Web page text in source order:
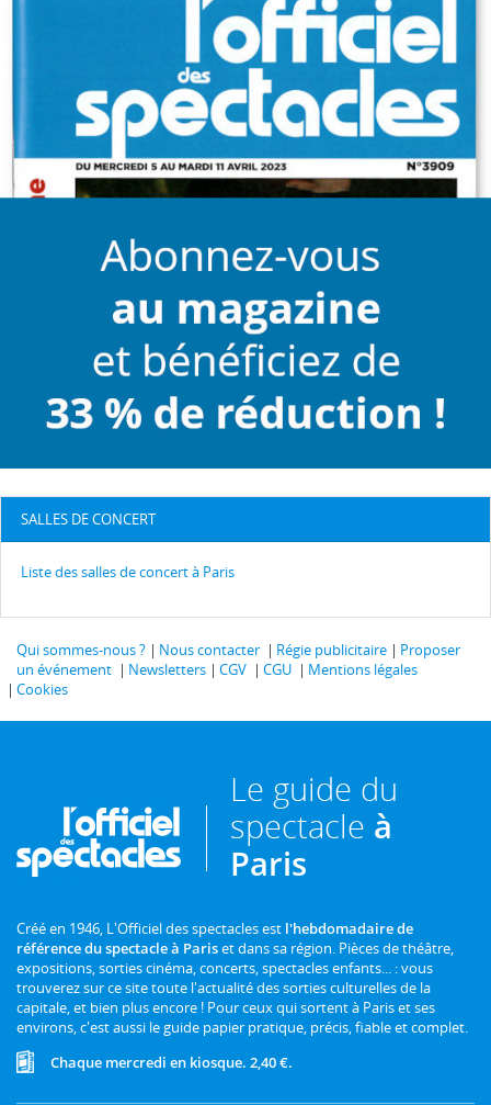
SALLES DE CONCERT
Liste des salles de concert à Paris
Qui sommes-nous ? Nous contacter Régie publicitaire
Proposer
un événement
Newsletters CGV CGU
Mentions légales
Cookies
Le guide du
spectacle à
Paris
Créé en 1946, L'Officiel des spectacles est l'hebdomadaire de
référence du spectacle à Pariset dans sa région. Pièces de théâtre,
expositions, sorties cinéma, concerts, spectacles enfants... : vous
trouverez sur ce site toute l'actualité des sorties culturelles de la
capitale, et bien plus encore ! Pour ceux qui sortent à Paris et ses
environs, c'est aussi le guide papier pratique, précis, fiable et complet.
Chaque mercredi en kiosque. 2,40 €.